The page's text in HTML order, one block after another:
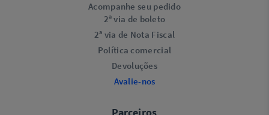
Acompanhe seu pedido
2ª via de boleto
2ª via de Nota Fiscal
Política comercial
Devoluções
Avalie-nos